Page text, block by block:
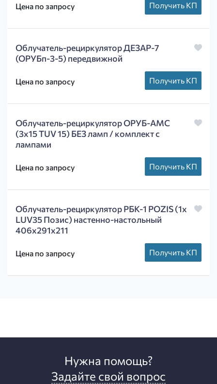
Цена по запросу Получить КП
Облучатель-рециркулятор ДЕЗАР-7
(ОРУБп-3-5) передвижной
Цена по запросу Получить КП
Облучатель-рециркулятор ОРУБ-АМС
(3х15 TUV 15) БЕЗ ламп / комплект с
лампами
Цена по запросу Получить КП
Облучатель-рециркулятор РБК-1 POZIS (1х
LUV35 Позис) настенно-настольный
406х291х211
Цена по запросу Получить КП
Нужна помощь?
Задайте свой вопрос